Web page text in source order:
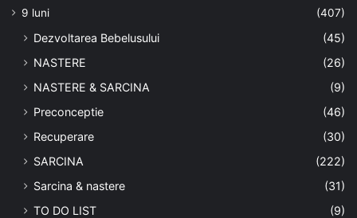
9 luni (407)
Dezvoltarea Bebelusului
(45)
NASTERE
(26)
NASTERE & SARCINA
(9)
Preconceptie
(46)
Recuperare
(30)
SARCINA
(222)
Sarcina & nastere
(31)
TO DO LIST
(9)